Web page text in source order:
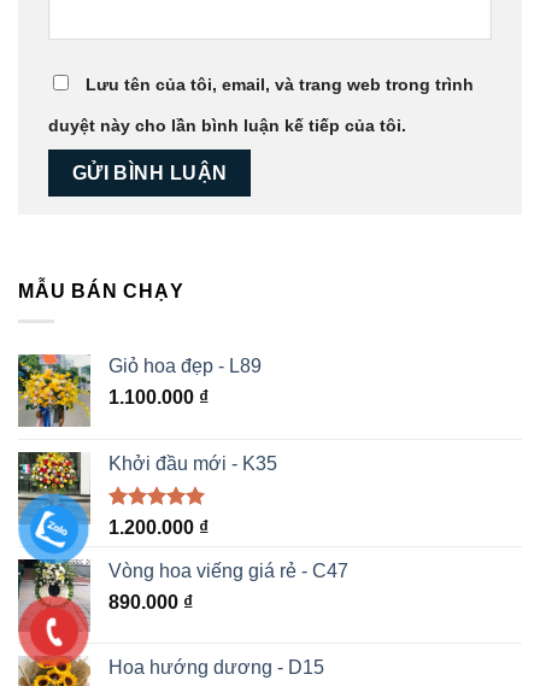
Lưu tên của tôi, email, và trang web trong trình
duyệt này cho lần bình luận kế tiếp của tôi.
MẪU BÁN CHẠY
Giỏ hoa đẹp - L89
1.100.000 ₫
Khởi đầu mới - K35
Được xếp
5 sao
1.200.000 ₫
Vòng hoa viếng giá rẻ - C47
890.000 ₫
Hoa hướng dương - D15